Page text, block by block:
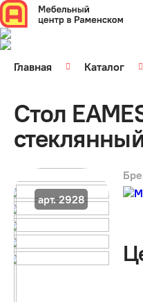
Главная Каталог
Стол
арт. 2928